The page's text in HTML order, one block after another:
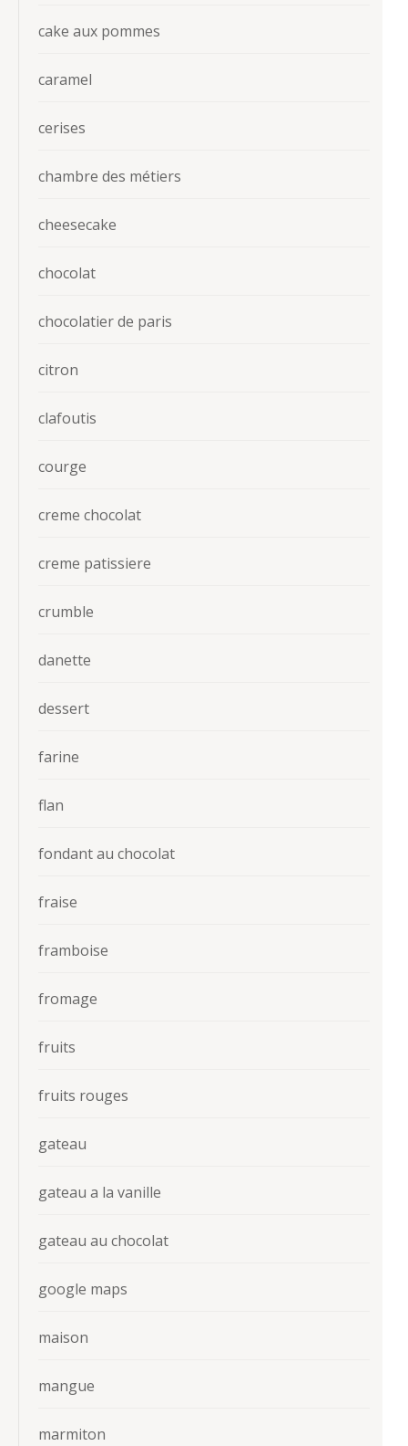
cake aux pommes
caramel
cerises
chambre des métiers
cheesecake
chocolat
chocolatier de paris
citron
clafoutis
courge
creme chocolat
creme patissiere
crumble
danette
dessert
farine
flan
fondant au chocolat
fraise
framboise
fromage
fruits
fruits rouges
gateau
gateau a la vanille
gateau au chocolat
google maps
maison
mangue
marmiton